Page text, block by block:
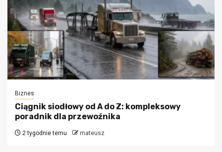
Biznes
Ciągnik siodłowy od A do Z: kompleksowy
poradnik dla przewoźnika
2 tygodnie temu mateusz